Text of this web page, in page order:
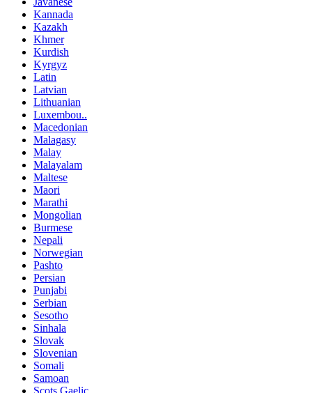
Kannada
Kazakh
Khmer
Kurdish
Kyrgyz
Latin
Latvian
Lithuanian
Luxembou..
Macedonian
Malagasy
Malay
Malayalam
Maltese
Maori
Marathi
Mongolian
Burmese
Nepali
Norwegian
Pashto
Persian
Punjabi
Serbian
Sesotho
Sinhala
Slovak
Slovenian
Somali
Samoan
Scots Gaelic